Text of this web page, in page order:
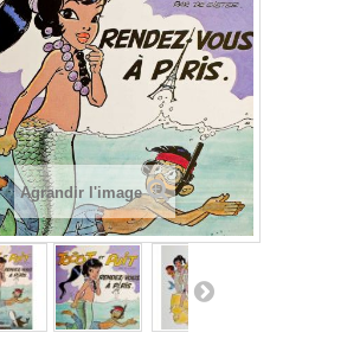
Agrandir l'image